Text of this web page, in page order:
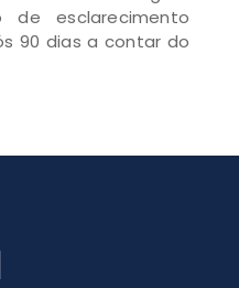
esclarecimento
90 dias a contar do